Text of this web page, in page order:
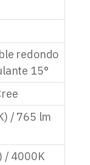
redondo
15°
/ 765 lm
/ 4000K